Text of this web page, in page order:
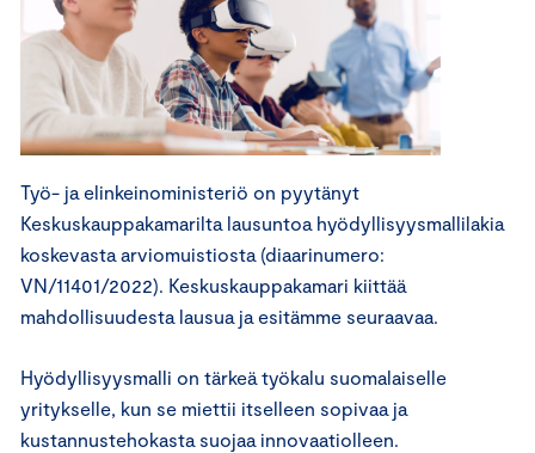
Työ- ja elinkeinoministeriö on pyytänyt
Keskuskauppakamarilta lausuntoa hyödyllisyysmallilakia
koskevasta arviomuistiosta (diaarinumero:
VN/11401/2022). Keskuskauppakamari kiittää
mahdollisuudesta lausua ja esitämme seuraavaa.
Hyödyllisyysmalli on tärkeä työkalu suomalaiselle
yritykselle, kun se miettii itselleen sopivaa ja
kustannustehokasta suojaa innovaatiolleen.